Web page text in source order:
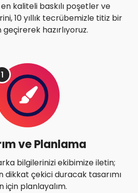
kaliteli baskılı poşetler ve
10 yıllık tecrübemizle titiz bir
hazırlıyoruz.
1
ve Planlama
bilgilerinizi ekibimize iletin;
dikkat çekici duracak tasarımı
için planlayalım.